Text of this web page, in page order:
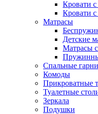
Кровати
Кровати
Матрасы
Детские
Матрасы
Спальные
Комоды
Прикроватные
Туалетные
Зеркала
Подушки